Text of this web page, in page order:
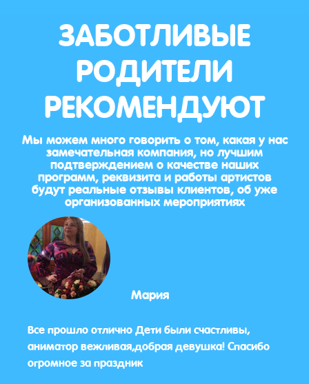
ЗАБОТЛИВЫЕ
РОДИТЕЛИ
РЕКОМЕНДУЮТ
Мы можем много говорить о том, какая у нас
замечательная компания, но лучшим
подтверждением о качестве наших
программ, реквизита и работы артистов
будут реальные отзывы клиентов, об уже
организованных мероприятиях
Мария
Все прошло отлично Дети были счастливы,
аниматор вежливая,добрая девушка! Спасибо
огромное за праздник